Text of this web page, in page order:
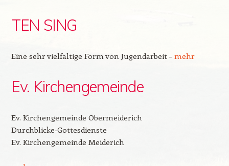
TEN SING
Eine sehr vielfältige Form von Jugendarbeit – mehr
Ev. Kirchengemeinde
Ev. Kirchengemeinde Obermeiderich
Durchblicke-Gottesdienste
Ev. Kirchengemeinde Meiderich